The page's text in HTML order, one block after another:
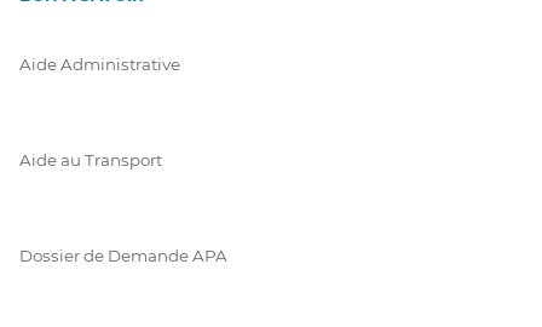
Aide Administrative
Aide au Transport
Dossier de Demande APA